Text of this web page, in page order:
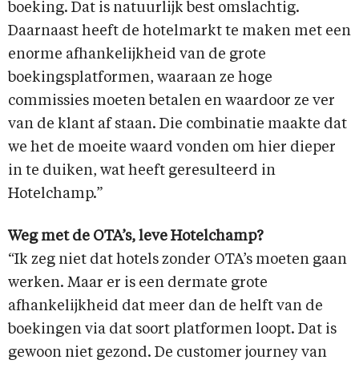
boeking. Dat is natuurlijk best omslachtig.
Daarnaast heeft de hotelmarkt te maken met een
enorme afhankelijkheid van de grote
boekingsplatformen, waaraan ze hoge
commissies moeten betalen en waardoor ze ver
van de klant af staan. Die combinatie maakte dat
we het de moeite waard vonden om hier dieper
in te duiken, wat heeft geresulteerd in
Hotelchamp.”
Weg met de OTA’s, leve Hotelchamp?
“Ik zeg niet dat hotels zonder OTA’s moeten gaan
werken. Maar er is een dermate grote
afhankelijkheid dat meer dan de helft van de
boekingen via dat soort platformen loopt. Dat is
gewoon niet gezond. De customer journey van